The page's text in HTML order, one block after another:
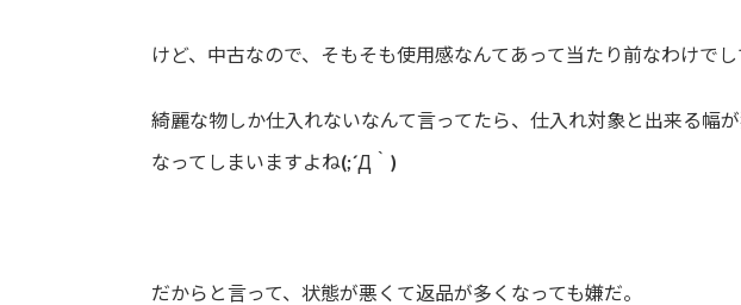
けど、中古なので、そもそも使用感なんてあって当たり前なわけで
綺麗な物しか仕入れないなんて言ってたら、仕入れ対象と出来る幅
なってしまいますよね(;´Д｀)
だからと言って、状態が悪くて返品が多くなっても嫌だ。